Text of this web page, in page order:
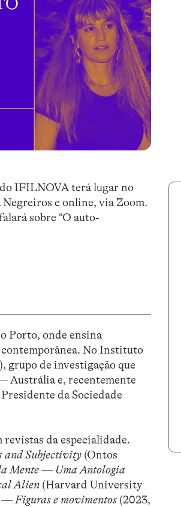
IFILNOVA terá lugar no
Negreiros e online, via Zoom.
sobre “O auto-
Porto, onde ensina
No Instituto
de investigação que
Austrália e, recentemente
da Sociedade
revistas da especialidade.
and Subjectivity (Ontos
Mente — Uma Antologia
Alien (Harvard University
Figuras e movimentos (2023,